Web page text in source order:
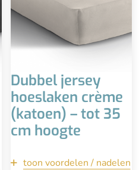
Dubbel jersey
hoeslaken crème
(katoen) – tot 35
cm hoogte
toon voordelen / nadelen
2 persoons 160/180 x
2 persoons190/200 x
200/220
terug